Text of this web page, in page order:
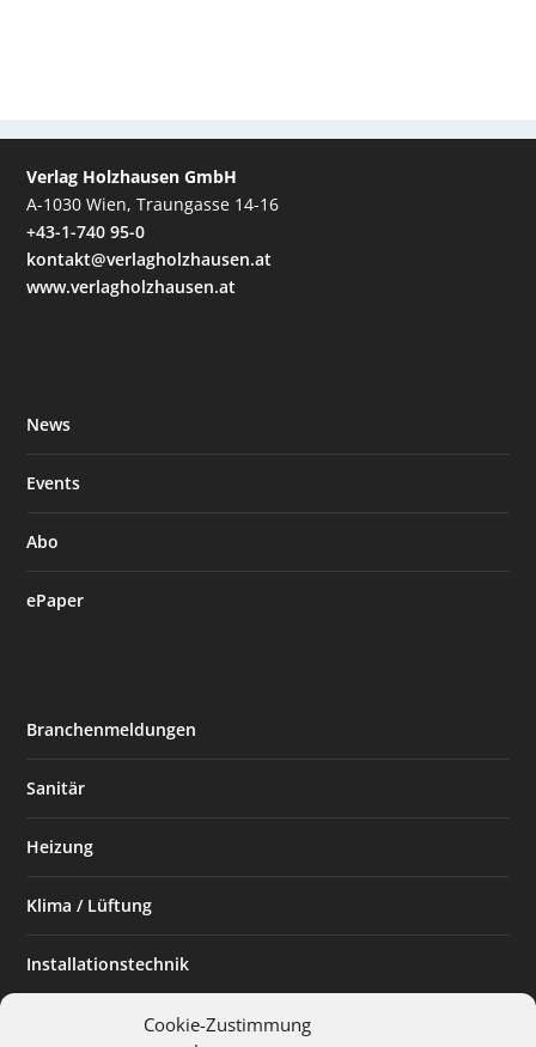
Cookie-Zustimmung
Verlag Holzhausen GmbH
A-1030 Wien, Traungasse 14-16
+43-1-740 95-0
kontakt@verlagholzhausen.at
www.verlagholzhausen.at
News
Events
Abo
ePaper
Branchenmeldungen
Sanitär
Heizung
Klima / Lüftung
Installationstechnik
Planen & Bauen